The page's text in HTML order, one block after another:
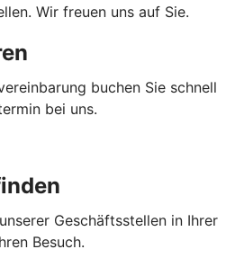
Wir freuen uns auf Sie.
buchen Sie schnell
bei uns.
Geschäftsstellen in Ihrer
Besuch.